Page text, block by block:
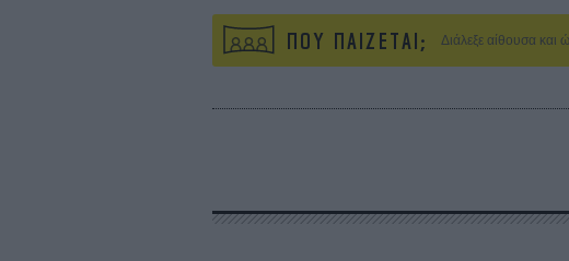
ΠΟΥ ΠΑΙΖΕΤΑΙ; Διάλεξε αίθουσα